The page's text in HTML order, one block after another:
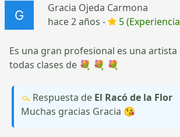
Gracia Ojeda Carmona
hace 2 años -
5
Es una gran profesional es una artista
todas clases de 💐 💐 💐
Respuesta de El Racó de la Flor
Muchas gracias Gracia 😘